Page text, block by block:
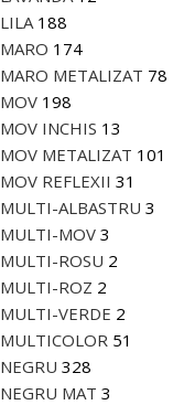
LILA 188
MARO 174
MARO METALIZAT 78
MOV 198
MOV INCHIS 13
MOV METALIZAT 101
MOV REFLEXII 31
MULTI-ALBASTRU 3
MULTI-MOV 3
MULTI-ROSU 2
MULTI-ROZ 2
MULTI-VERDE 2
MULTICOLOR 51
NEGRU 328
NEGRU MAT 3